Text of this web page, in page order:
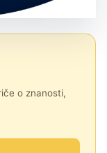
o znanosti,